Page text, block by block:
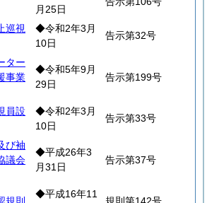
月25日
巡視
◆令和2年3月
10日
告示第32号
ター
事業
◆令和5年9月
29日
告示第199号
員設
◆令和2年3月
10日
告示第33号
び袖
議会
◆平成26年3
月31日
告示第37号
◆平成16年11